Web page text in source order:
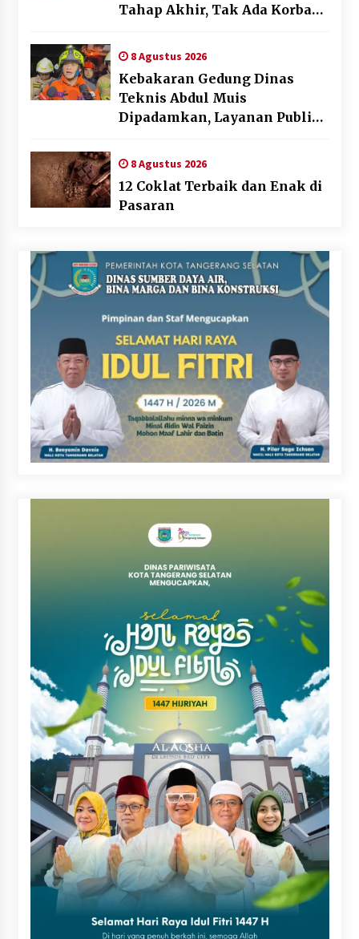
Tahap Akhir, Tak Ada Korban
8 Agustus 2026
Kebakaran Gedung Dinas
Teknis Abdul Muis
Dipadamkan, Layanan Publik
8 Agustus 2026
12 Coklat Terbaik dan Enak di
Pasaran